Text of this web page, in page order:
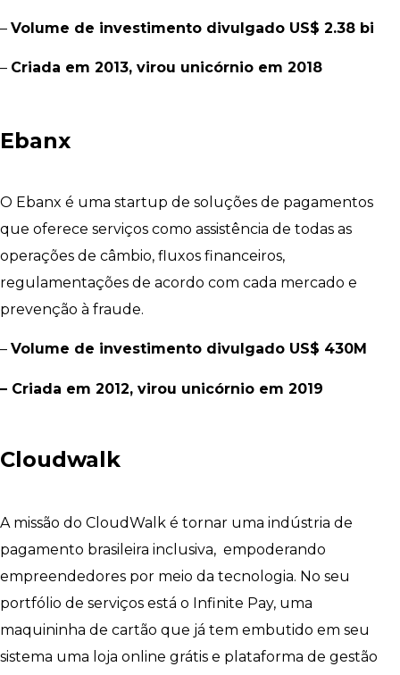
– Volume de investimento divulgado US$ 2.38 bi
– Criada em 2013, virou unicórnio em 2018
Ebanx
O Ebanx é uma startup de soluções de pagamentos
que oferece serviços como assistência de todas as
operações de câmbio, fluxos financeiros,
regulamentações de acordo com cada mercado e
prevenção à fraude.
– Volume de investimento divulgado US$ 430M
– Criada em 2012, virou unicórnio em 2019
Cloudwalk
A missão do CloudWalk é tornar uma indústria de
pagamento brasileira inclusiva, empoderando
empreendedores por meio da tecnologia. No seu
portfólio de serviços está o Infinite Pay, uma
maquininha de cartão que já tem embutido em seu
sistema uma loja online grátis e plataforma de gestão